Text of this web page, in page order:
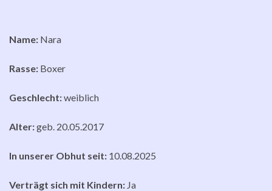
Name: Nara
Rasse: Boxer
Geschlecht:weiblich
Alter:geb. 20.05.2017
In unserer Obhut seit: 10.08.2025
Verträgt sich mit Kindern: Ja